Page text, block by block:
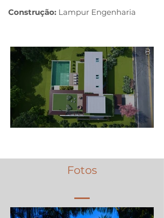
Construção: Lampur Engenharia
Fotos